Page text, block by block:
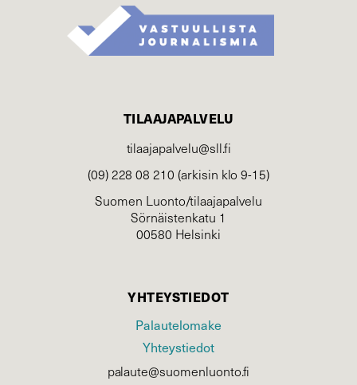
TILAAJAPALVELU
tilaajapalvelu@sll.fi
(09) 228 08 210 (arkisin klo 9-15)
Suomen Luonto/tilaajapalvelu
Sörnäistenkatu 1
00580 Helsinki
YHTEYSTIEDOT
Palautelomake
Yhteystiedot
palaute@suomenluonto.fi